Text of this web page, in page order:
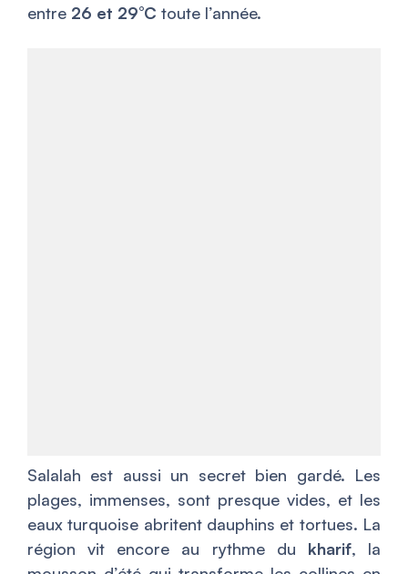
entre 26 et 29°C toute l’année.
Salalah est aussi un secret bien gardé. Les
plages, immenses, sont presque vides, et les
eaux turquoise abritent dauphins et tortues. La
région vit encore au rythme du kharif, la